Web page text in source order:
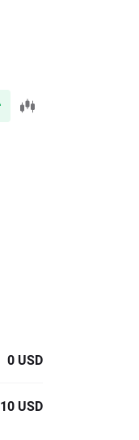
0 USD
10 USD